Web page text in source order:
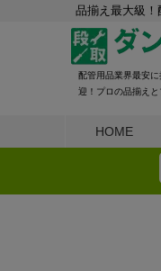
品揃え最大級！
配管用品業界最安
迎！プロの品揃え
HOME